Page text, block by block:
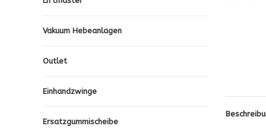
Vakuum Hebeanlagen
Outlet
Einhandzwinge
Ersatzgummischeibe